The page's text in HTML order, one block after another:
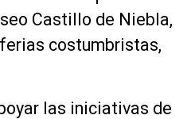
Castillo de Niebla,
costumbristas,
las iniciativas de